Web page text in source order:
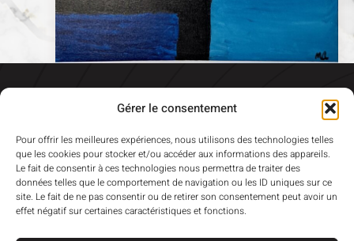
Gérer le consentement
Pour offrir les meilleures expériences, nous utilisons des technologies telles
que les cookies pour stocker et/ou accéder aux informations des appareils.
Le fait de consentir à ces technologies nous permettra de traiter des
données telles que le comportement de navigation ou les ID uniques sur ce
site. Le fait de ne pas consentir ou de retirer son consentement peut avoir un
effet négatif sur certaines caractéristiques et fonctions.